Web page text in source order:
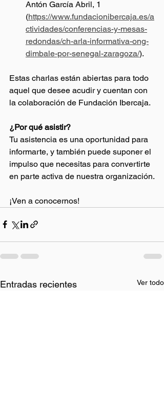
Antón García Abril, 1
(https://www.fundacionibercaja.es/a
ctividades/conferencias-y-mesas-
redondas/ch-arla-informativa-ong-
dimbale-por-senegal-zaragoza/).
Estas charlas están abiertas para todo
aquel que desee acudir y cuentan con
la colaboración de Fundación Ibercaja.
¿Por qué asistir?
Tu asistencia es una oportunidad para
informarte, y también puede suponer el
impulso que necesitas para convertirte
en parte activa de nuestra organización.
¡Ven a conocernos!
Entradas recientes Ver todo